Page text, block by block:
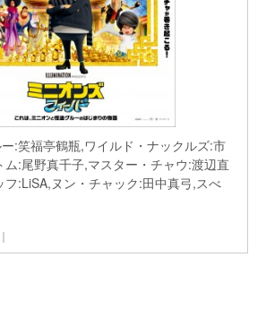
ー:笑福亭鶴瓶,ワイルド・ナックルズ:市
:尾野真千子,マスター・チャウ:渡辺直
フ:LiSA,ヌン・チャック:田中真弓,スべ